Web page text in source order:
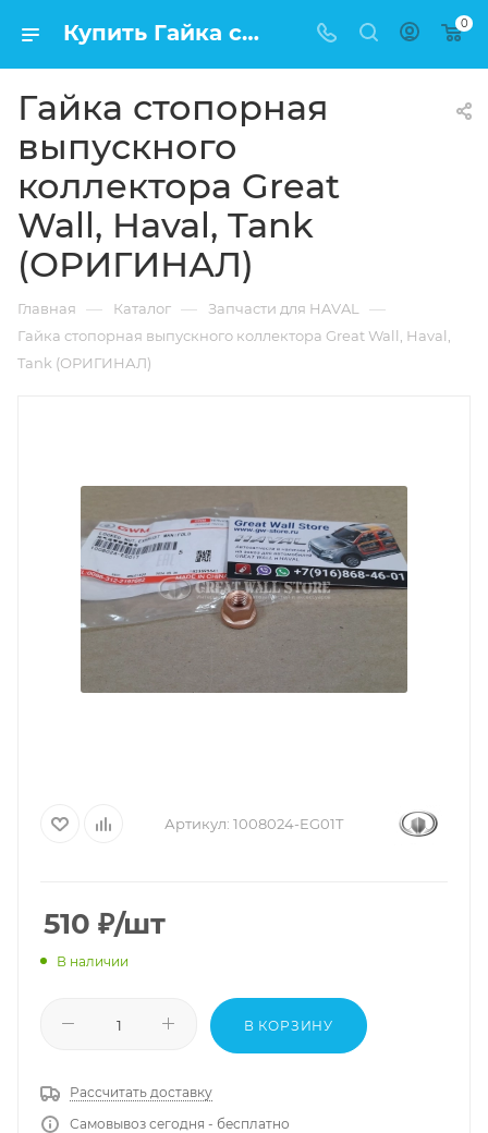
Купить Гайка стопорная выпускного коллектора Great Wall, Haval, Tank (ОРИГИНАЛ) в Москве по низкой цене 0
Гайка стопорная
выпускного
коллектора Great
Wall, Haval, Tank
(ОРИГИНАЛ)
Главная — Каталог — Запчасти для HAVAL —
Гайка стопорная выпускного коллектора Great Wall, Haval,
Tank (ОРИГИНАЛ)
Артикул: 1008024-EG01T
510 ₽/шт
В наличии
В КОРЗИНУ
Рассчитать доставку
Самовывоз сегодня - бесплатно